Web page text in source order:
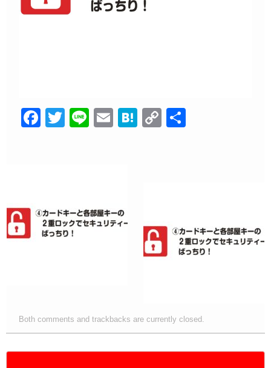
F
o
o
T
Li
E
H
C
k
Both comments and trackbacks are currently closed.